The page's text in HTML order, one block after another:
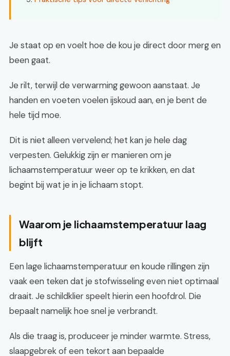
Je staat op en voelt hoe de kou je direct door merg en
been gaat.
Je rilt, terwijl de verwarming gewoon aanstaat. Je
handen en voeten voelen ijskoud aan, en je bent de
hele tijd moe.
Dit is niet alleen vervelend; het kan je hele dag
verpesten. Gelukkig zijn er manieren om je
lichaamstemperatuur weer op te krikken, en dat
begint bij wat je in je lichaam stopt.
Waarom je lichaamstemperatuur laag
blijft
Een lage lichaamstemperatuur en koude rillingen zijn
vaak een teken dat je stofwisseling even niet optimaal
draait. Je schildklier speelt hierin een hoofdrol. Die
bepaalt namelijk hoe snel je verbrandt.
Als die traag is, produceer je minder warmte. Stress,
slaapgebrek of een tekort aan bepaalde